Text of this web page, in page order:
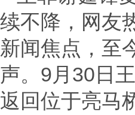
续不降，网友
新闻焦点，至
声。9月30日
返回位于亮马